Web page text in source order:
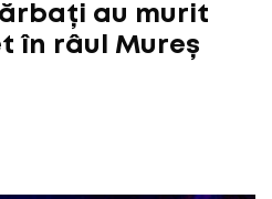
au murit
în râul Mureș